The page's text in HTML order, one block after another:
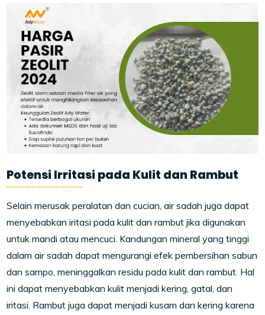
Potensi Irritasi pada Kulit dan Rambut
Selain merusak peralatan dan cucian, air sadah juga dapat
menyebabkan iritasi pada kulit dan rambut jika digunakan
untuk mandi atau mencuci. Kandungan mineral yang tinggi
dalam air sadah dapat mengurangi efek pembersihan sabun
dan sampo, meninggalkan residu pada kulit dan rambut. Hal
ini dapat menyebabkan kulit menjadi kering, gatal, dan
iritasi. Rambut juga dapat menjadi kusam dan kering karena